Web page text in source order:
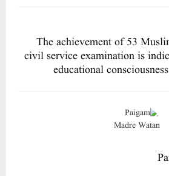
The achievement of 53
civil service examination is
educational